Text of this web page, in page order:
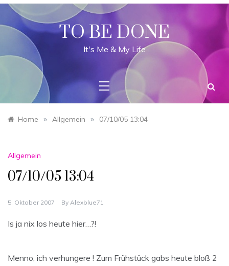
Skip
content
TO BE DONE
It's Me & My Life
Home » Allgemein » 07/10/05 13:04
Allgemein
07/10/05 13:04
5. Oktober 2007 By Alexblue71
Is ja nix los heute hier…?!
Menno, ich verhungere ! Zum Frühstück gabs heute bloß 2